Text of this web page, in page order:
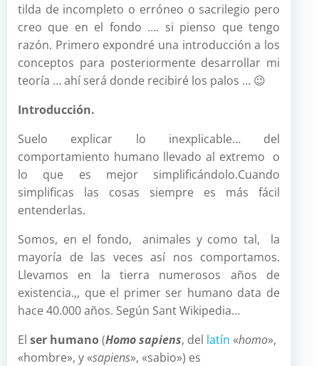
tilda de incompleto o erróneo o sacrilegio pero
creo que en el fondo …. si pienso que tengo
razón. Primero expondré una introducción a los
conceptos para posteriormente desarrollar mi
teoría … ahí será donde recibiré los palos … 😉
Introducción.
Suelo explicar lo inexplicable… del
comportamiento humano llevado al extremo o
lo que es mejor simplificándolo.Cuando
simplificas las cosas siempre es más fácil
entenderlas.
Somos, en el fondo, animales y como tal, la
mayoría de las veces así nos comportamos.
Llevamos en la tierra numerosos años de
existencia.,, que el primer ser humano data de
hace 40.000 años. Según Sant Wikipedia…
El ser humano(Homo sapiens, del latín «homo»,
«hombre», y «sapiens», «sabio») es